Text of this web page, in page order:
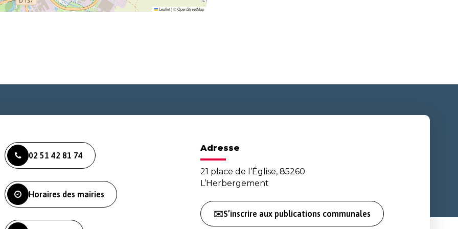
Leaflet|©OpenStreetMap
02 51 42 81 74
Horaires des mairies
Adresse
21 place de l’Église, 85260
L’Herbergement
✉️S’inscrire aux publications communales